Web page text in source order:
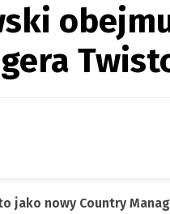
jako nowy Country